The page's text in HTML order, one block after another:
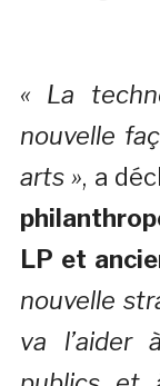
« La
nouvelle
arts », a
LP et
nouvelle
va l’aider